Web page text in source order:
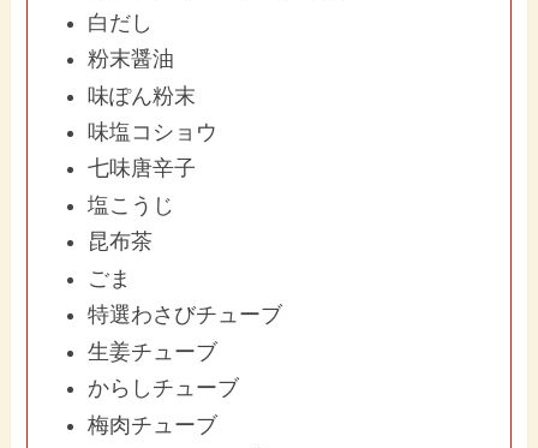
白だし
粉末醤油
味ぽん粉末
味塩コショウ
七味唐辛子
塩こうじ
昆布茶
ごま
特選わさびチューブ
生姜チューブ
からしチューブ
梅肉チューブ